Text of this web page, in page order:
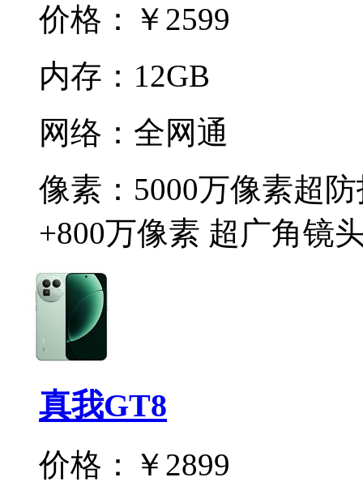
价格：
￥2599
内存： 12GB
网络： 全网通
像素： 5000万像素超
+800万像素 超广角镜
真我GT8
价格：
￥2899